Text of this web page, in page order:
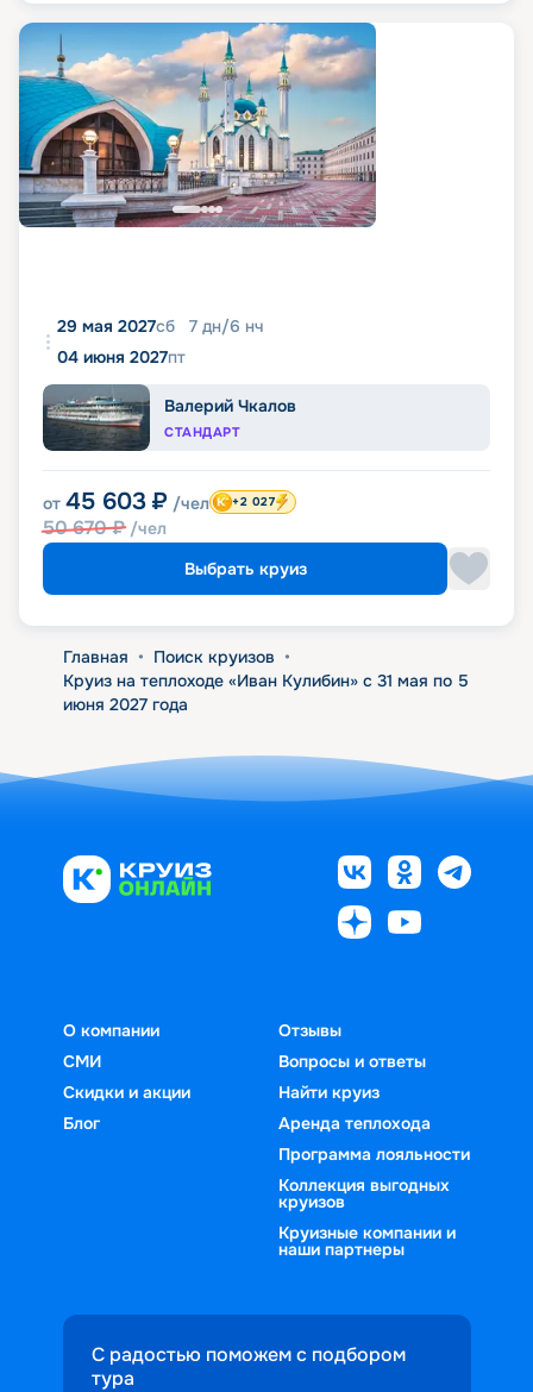
29 мая 2027сб 7 дн/6 нч
04 июня 2027пт
Валерий Чкалов
СТАНДАРТ
от 45 603 ₽ /чел
50 670₽ /чел
+2 027
Выбрать круиз
Главная • Поиск круизов •
Круиз на теплоходе «Иван Кулибин» с 31 мая по 5
июня 2027 года
О компании
СМИ
Скидки и акции
Блог
Отзывы
Вопросы и ответы
Найти круиз
Аренда теплохода
Программа лояльности
Коллекция выгодных
круизов
Круизные компании и
наши партнеры
С радостью поможем с подбором
тура